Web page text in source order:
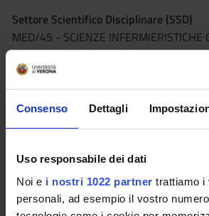
Consenso Dettagli
Uso responsabile dei dati
Noi e i nostri 1022 partner trattiamo i
personali, ad esempio il vostro
Settore Scientifico Disciplinare (SSD)
MED/45 - SCIENZE INFERMIERISTICHE
CLINICHE E PEDIATRICHE
1° e 2° semestre (corsi annuali)
dal 1 ott 2021 al 30 set 2022.
Orario Lezioni
Seminari 0